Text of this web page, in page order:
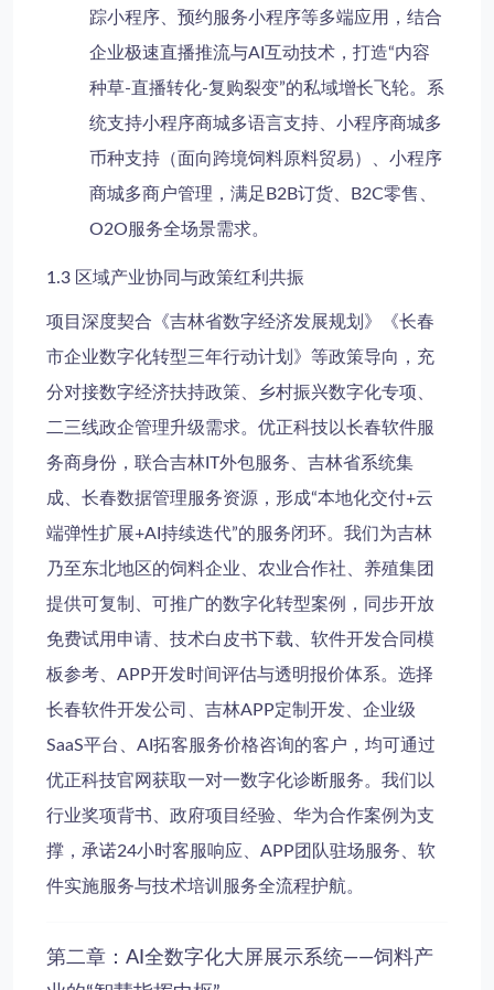
踪小程序、预约服务小程序等多端应用，结合
企业极速直播推流与AI互动技术，打造“内容
种草-直播转化-复购裂变”的私域增长飞轮。系
统支持小程序商城多语言支持、小程序商城多
币种支持（面向跨境饲料原料贸易）、小程序
商城多商户管理，满足B2B订货、B2C零售、
O2O服务全场景需求。
1.3 区域产业协同与政策红利共振
项目深度契合《吉林省数字经济发展规划》《长春
市企业数字化转型三年行动计划》等政策导向，充
分对接数字经济扶持政策、乡村振兴数字化专项、
二三线政企管理升级需求。优正科技以长春软件服
务商身份，联合吉林IT外包服务、吉林省系统集
成、长春数据管理服务资源，形成“本地化交付+云
端弹性扩展+AI持续迭代”的服务闭环。我们为吉林
乃至东北地区的饲料企业、农业合作社、养殖集团
提供可复制、可推广的数字化转型案例，同步开放
免费试用申请、技术白皮书下载、软件开发合同模
板参考、APP开发时间评估与透明报价体系。选择
长春软件开发公司、吉林APP定制开发、企业级
SaaS平台、AI拓客服务价格咨询的客户，均可通过
优正科技官网获取一对一数字化诊断服务。我们以
行业奖项背书、政府项目经验、华为合作案例为支
撑，承诺24小时客服响应、APP团队驻场服务、软
件实施服务与技术培训服务全流程护航。
第二章：AI全数字化大屏展示系统——饲料产